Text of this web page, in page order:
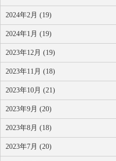
2024年2月 (19)
2024年1月 (19)
2023年12月 (19)
2023年11月 (18)
2023年10月 (21)
2023年9月 (20)
2023年8月 (18)
2023年7月 (20)